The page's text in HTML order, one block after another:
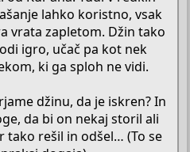
lahko koristno, vsak
vrata zapletom. Džin tako
igro, učač pa kot nek
ki ga sploh ne vidi.
džinu, da je iskren? In
da bi on nekaj storil ali
tako rešil in odšel… (To se